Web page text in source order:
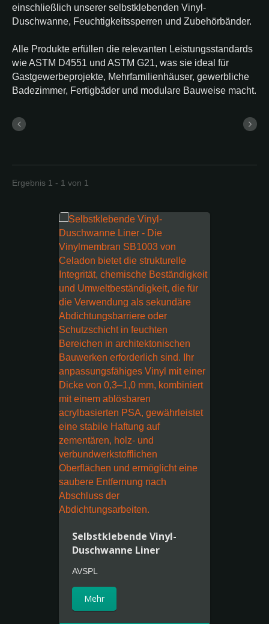
einschließlich unserer selbstklebenden Vinyl-
Duschwanne, Feuchtigkeitssperren und Zubehörbänder.
Alle Produkte erfüllen die relevanten Leistungsstandards
wie ASTM D4551 und ASTM G21, was sie ideal für
Gastgewerbeprojekte, Mehrfamilienhäuser, gewerbliche
Badezimmer, Fertigbäder und modulare Bauweise macht.
Ergebnis 1 - 1 von 1
Selbstklebende Vinyl-
Duschwanne Liner
AVSPL
Mehr